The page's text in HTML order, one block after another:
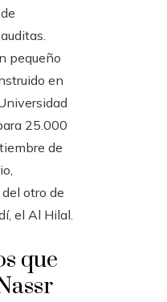
pequeño
en
25.000
de
otro de
el Al Hilal.
que